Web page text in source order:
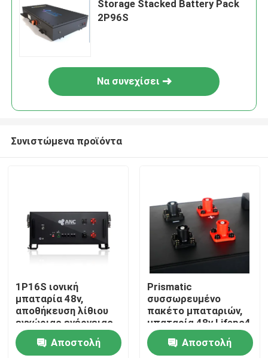
Προϊόντα
Σχετικά με εμάς
Storage Stacked Battery Pack
2P96S
Να συνεχίσει
Συνιστώμενα προϊόντα
1P16S ιονική
μπαταρία 48v,
αποθήκευση λίθιου
εγχώριας ενέργειας
πακέτων μπαταριών
Lifepo4Αποστολή
Prismatic
συσσωρευμένο
πακέτο μπαταριών,
μπαταρία 48v Lifepo4
για την εγχώρια
χρήση Αποστολή